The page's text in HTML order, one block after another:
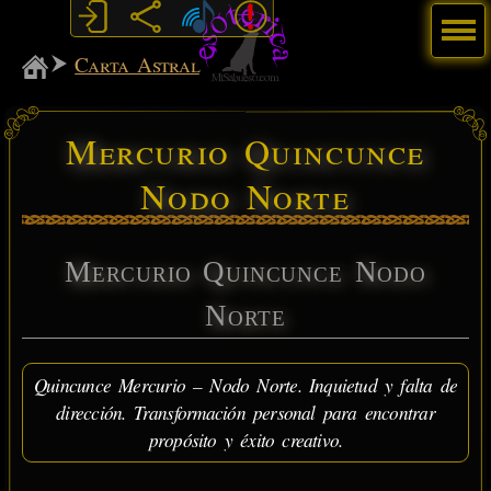
MiSabueso
Carta Astral
Mercurio Quincunce
Nodo Norte
Mercurio Quincunce Nodo
Norte
Quincunce Mercurio – Nodo Norte. Inquietud y falta de
dirección. Transformación personal para encontrar
propósito y éxito creativo.
Menú